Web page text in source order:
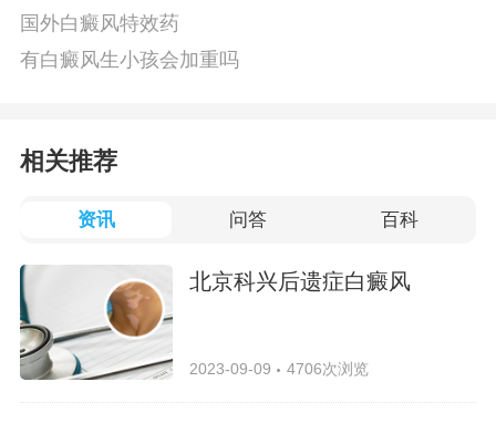
国外白癜风特效药
有白癜风生小孩会加重吗
相关推荐
资讯 问答 百科
北京科兴后遗症白癜风
2023-09-09 4706次浏览